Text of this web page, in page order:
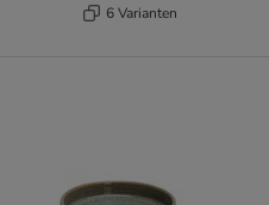
6 Varianten